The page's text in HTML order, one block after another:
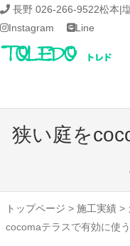
長野 026-266-9522松本|
Instagram
Line
狭い庭を
トップページ > 施工実績 >
cocomaテラスで有効に使う